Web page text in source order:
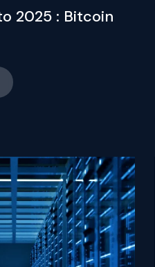
2025 : Bitcoin